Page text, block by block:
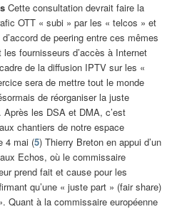
Cette consultation devrait faire la
OTT « subi » par les « telcos » et
de peering entre ces mêmes
fournisseurs d’accès à Internet
de la diffusion IPTV sur les «
sera de mettre tout le monde
de réorganiser la juste
Après les DSA et DMA, c’est
chantiers de notre espace
4 mai (5) Thierry Breton en appui d’un
Echos, où le commissaire
prend fait et cause pour les
qu’une « juste part » (fair share)
Quant à la commissaire européenne